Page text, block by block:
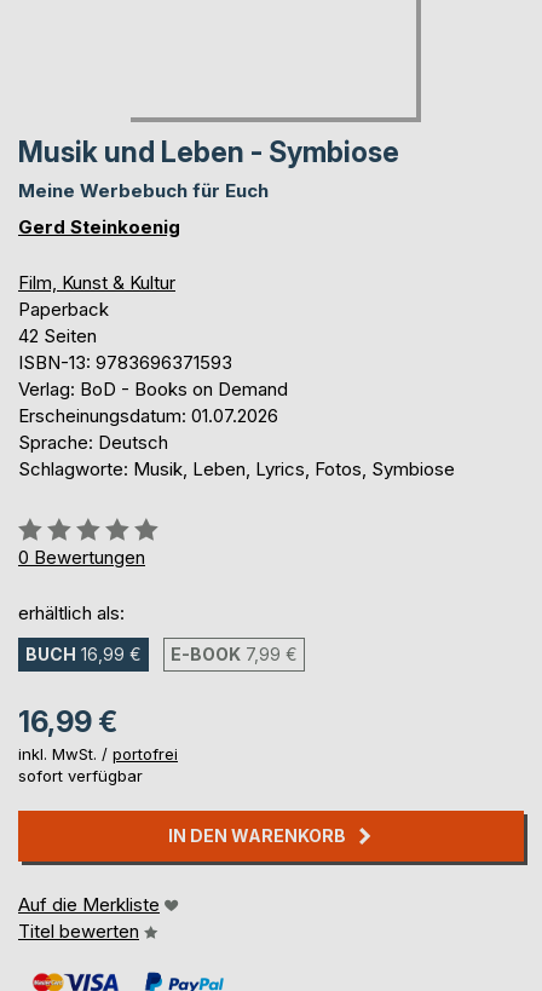
Musik und Leben - Symbiose
Meine Werbebuch für Euch
Gerd Steinkoenig
Film, Kunst & Kultur
Paperback
42 Seiten
ISBN-13: 9783696371593
Verlag: BoD - Books on Demand
Erscheinungsdatum: 01.07.2026
Sprache: Deutsch
Schlagworte: Musik, Leben, Lyrics, Fotos, Symbiose
Bewertung::
0%
0 Bewertungen
erhältlich als:
BUCH 16,99 € E-BOOK 7,99 €
16,99 €
inkl. MwSt. / portofrei
sofort verfügbar
IN DEN WARENKORB
Auf die Merkliste
Titel bewerten